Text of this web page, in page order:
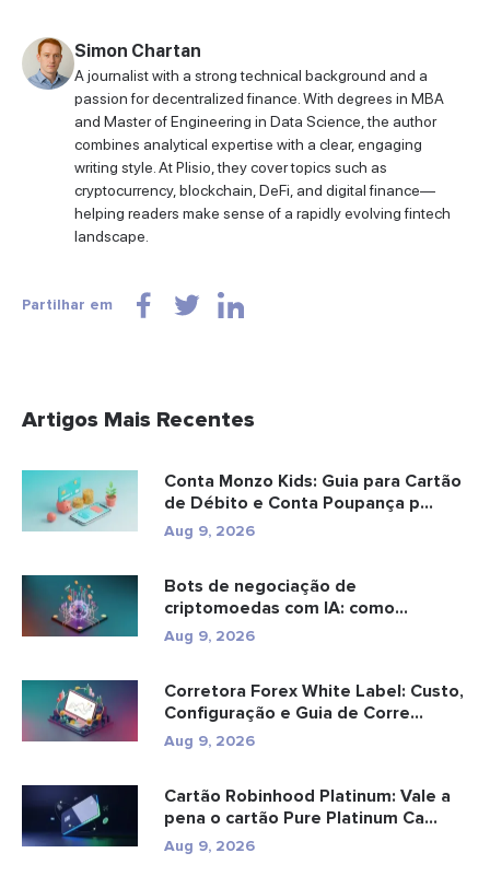
Simon Chartan
A journalist with a strong technical background and a
passion for decentralized finance. With degrees in MBA
and Master of Engineering in Data Science, the author
combines analytical expertise with a clear, engaging
writing style. At Plisio, they cover topics such as
cryptocurrency, blockchain, DeFi, and digital finance—
helping readers make sense of a rapidly evolving fintech
landscape.
Partilhar em
Artigos Mais Recentes
Conta Monzo Kids: Guia para Cartão
de Débito e Conta Poupança p...
Aug 9, 2026
Bots de negociação de
criptomoedas com IA: como
funcionam e o qu...
Aug 9, 2026
Corretora Forex White Label: Custo,
Configuração e Guia de Corre...
Aug 9, 2026
Cartão Robinhood Platinum: Vale a
pena o cartão Pure Platinum Ca...
Aug 9, 2026